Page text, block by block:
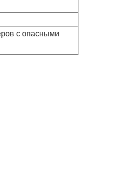
с опасными